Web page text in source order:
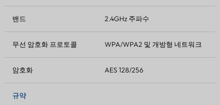
밴드 2.4GHz 주파수
무선 암호화 프로토콜 WPA/WPA2 및 개방형 네트워크
암호화 AES 128/256
규약